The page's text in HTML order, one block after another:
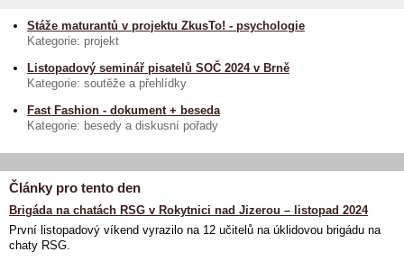
Stáže maturantů v projektu ZkusTo! - psychologie
Kategorie: projekt
Listopadový seminář pisatelů SOČ 2024 v Brně
Kategorie: soutěže a přehlídky
Fast Fashion - dokument + beseda
Kategorie: besedy a diskusní pořady
Články pro tento den
Brigáda na chatách RSG v Rokytnici nad Jizerou – listopad 2024
První listopadový víkend vyrazilo na 12 učitelů na úklidovou brigádu na
chaty RSG.